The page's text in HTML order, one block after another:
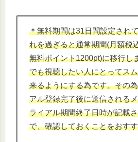
＊無料期間は31日間設定され
れを過ぎると通常期間(月額税
無料ポイント1200pt)に移行し
でも視聴したい人にとってス
来るようにする為です。その
アル登録完了後に送信される
ライアル期間終了日時が記載
で、確認しておくことをおす